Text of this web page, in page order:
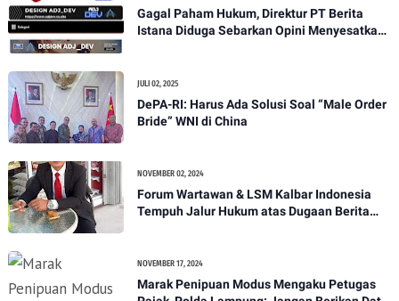
Gagal Paham Hukum, Direktur PT Berita
Istana Diduga Sebarkan Opini Menyesatkan
JULI 02, 2025
DePA-RI: Harus Ada Solusi Soal “Male Order
Bride” WNI di China
NOVEMBER 02, 2024
Forum Wartawan & LSM Kalbar Indonesia
Tempuh Jalur Hukum atas Dugaan Berita
NOVEMBER 17, 2024
Marak Penipuan Modus Mengaku Petugas